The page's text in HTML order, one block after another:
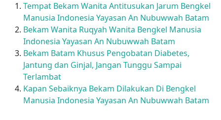
Tempat Bekam Wanita Antitusukan Jarum Bengkel
Manusia Indonesia Yayasan An Nubuwwah Batam
Bekam Wanita Ruqyah Wanita Bengkel Manusia
Indonesia Yayasan An Nubuwwah Batam
Bekam Batam Khusus Pengobatan Diabetes,
Jantung dan Ginjal, Jangan Tunggu Sampai
Terlambat
Kapan Sebaiknya Bekam Dilakukan Di Bengkel
Manusia Indonesia Yayasan An Nubuwwah Batam